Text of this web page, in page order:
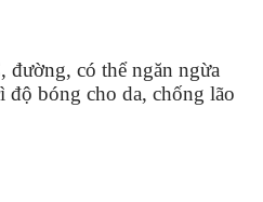
đường, có thể ngăn ngừa
độ bóng cho da, chống lão